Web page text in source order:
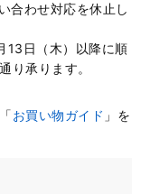
合わせ対応を休止し
13日（木）以降に順
り承ります。
お買い物ガイド 」を